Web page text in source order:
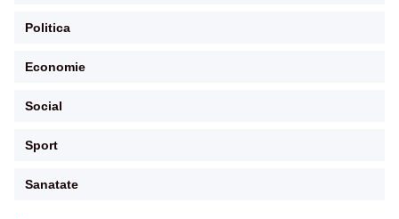
Politica
Economie
Social
Sport
Sanatate